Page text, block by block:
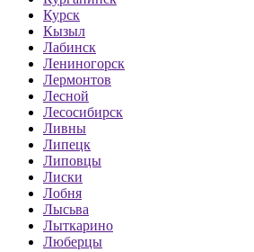
Курск
Кызыл
Лабинск
Лениногорск
Лермонтов
Лесной
Лесосибирск
Ливны
Липецк
Липовцы
Лиски
Лобня
Лысьва
Лыткарино
Люберцы